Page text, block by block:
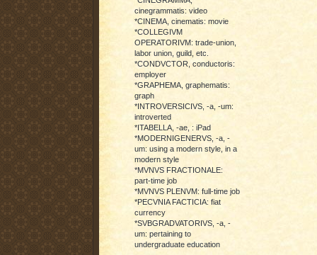
cinegrammatis: video
*CINEMA, cinematis: movie
*COLLEGIVM
OPERATORIVM: trade-union,
labor union, guild, etc.
*CONDVCTOR, conductoris:
employer
*GRAPHEMA, graphematis:
graph
*INTROVERSICIVS, -a, -um:
introverted
*ITABELLA, -ae, : iPad
*MODERNIGENERVS, -a, -
um: using a modern style, in a
modern style
*MVNVS FRACTIONALE:
part-time job
*MVNVS PLENVM: full-time job
*PECVNIA FACTICIA: fiat
currency
*SVBGRADVATORIVS, -a, -
um: pertaining to
undergraduate education